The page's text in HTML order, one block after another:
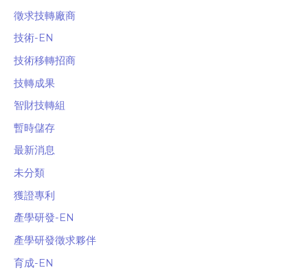
徵求技轉廠商
技術-EN
技術移轉招商
技轉成果
智財技轉組
暫時儲存
最新消息
未分類
獲證專利
產學研發-EN
產學研發徵求夥伴
育成-EN